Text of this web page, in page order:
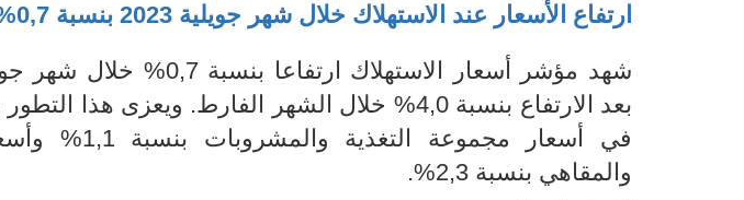
ارتفاع الأسعار عند الاستهلاك خلال شهر جويلية 2023 بنسبة 0,7%
بعد الارتفاع بنسبة 4,0% خلال الشهر الفارط. ويعزى
في أسعار
والمقاهي بنسبة 2,3%.